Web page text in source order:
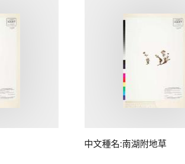
中文種名:南湖附地草